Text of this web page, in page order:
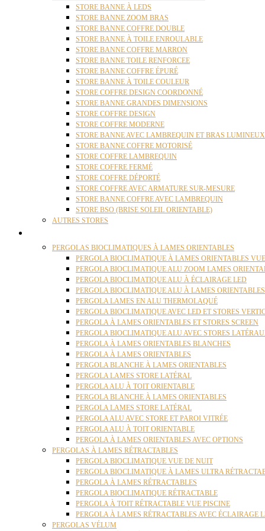
STORE BANNE À LEDS
STORE BANNE ZOOM BRAS
STORE BANNE COFFRE DOUBLE
STORE BANNE À TOILE ENROULABLE
STORE BANNE COFFRE MARRON
STORE BANNE TOILE RENFORCEE
STORE BANNE COFFRE ÉPURÉ
STORE BANNE À TOILE COULEUR
STORE COFFRE DESIGN COORDONNÉ
STORE BANNE GRANDES DIMENSIONS
STORE COFFRE DESIGN
STORE COFFRE MODERNE
STORE BANNE AVEC LAMBREQUIN ET BRAS LUMINEUX
STORE BANNE COFFRE MOTORISÉ
STORE COFFRE LAMBREQUIN
STORE COFFRE FERMÉ
STORE COFFRE DÉPORTÉ
STORE COFFRE AVEC ARMATURE SUR-MESURE
STORE BANNE COFFRE AVEC LAMBREQUIN
STORE BSO (BRISE SOLEIL ORIENTABLE)
AUTRES STORES
PERGOLAS BIOCLIMATIQUES À LAMES ORIENTABLES
PERGOLA BIOCLIMATIQUE À LAMES ORIENTABLES
PERGOLA BIOCLIMATIQUE ALU ZOOM LAMES
PERGOLA BIOCLIMATIQUE ALU À ÉCLAIRAGE LED
PERGOLA BIOCLIMATIQUE ALU À LAMES
PERGOLA LAMES EN ALU THERMOLAQUÉ
PERGOLA BIOCLIMATIQUE AVEC LED ET STORES
PERGOLA À LAMES ORIENTABLES ET STORES SCREEN
PERGOLA BIOCLIMATIQUE ALU AVEC STORES
PERGOLA À LAMES ORIENTABLES BLANCHES
PERGOLA À LAMES ORIENTABLES
PERGOLA BLANCHE À LAMES ORIENTABLES
PERGOLA LAMES STORE LATÉRAL
PERGOLA ALU À TOIT ORIENTABLE
PERGOLA BLANCHE À LAMES ORIENTABLES
PERGOLA LAMES STORE LATÉRAL
PERGOLA ALU AVEC STORE ET PAROI VITRÉE
PERGOLA ALU À TOIT ORIENTABLE
PERGOLA À LAMES ORIENTABLES AVEC OPTIONS
PERGOLAS À LAMES RÉTRACTABLES
PERGOLA BIOCLIMATIQUE VUE DE NUIT
PERGOLA BIOCLIMATIQUE À LAMES ULTRA
PERGOLA À LAMES RÉTRACTABLES
PERGOLA BIOCLIMATIQUE RÉTRACTABLE
PERGOLA À TOIT RÉTRACTABLE VUE PISCINE
PERGOLA À LAMES RÉTRACTABLES AVEC ÉCLAIRAGE
PERGOLAS VÉLUM